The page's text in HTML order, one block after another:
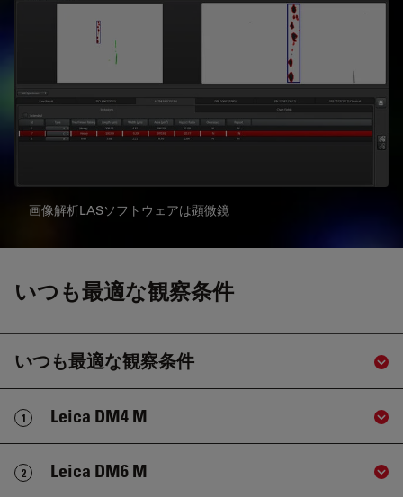
画像解析LASソフトウェアは顕微鏡
いつも最適な観察条件
いつも最適な観察条件
1 Leica DM4 M
2 Leica DM6 M